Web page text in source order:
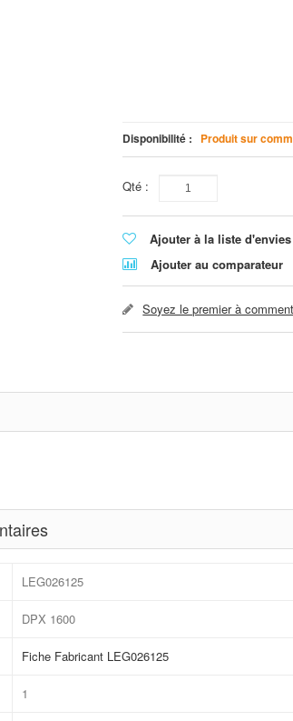
Disponibilité : Produit sur
Qté :
Ajouter à la liste d'envies
Ajouter au comparateur
Soyez le premier à
LEG026125
DPX 1600
Fiche Fabricant LEG026125
1